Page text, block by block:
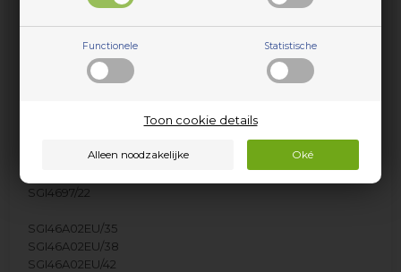
Functionele Statistische
Toon cookie details
SGI4695/17
SGI4695/22
SGI4695EU/17
SGI4695EU/22
SGI4696EU/22
SGI4697/22
SGI46A02EU/35
SGI46A02EU/38
SGI46A02EU/42